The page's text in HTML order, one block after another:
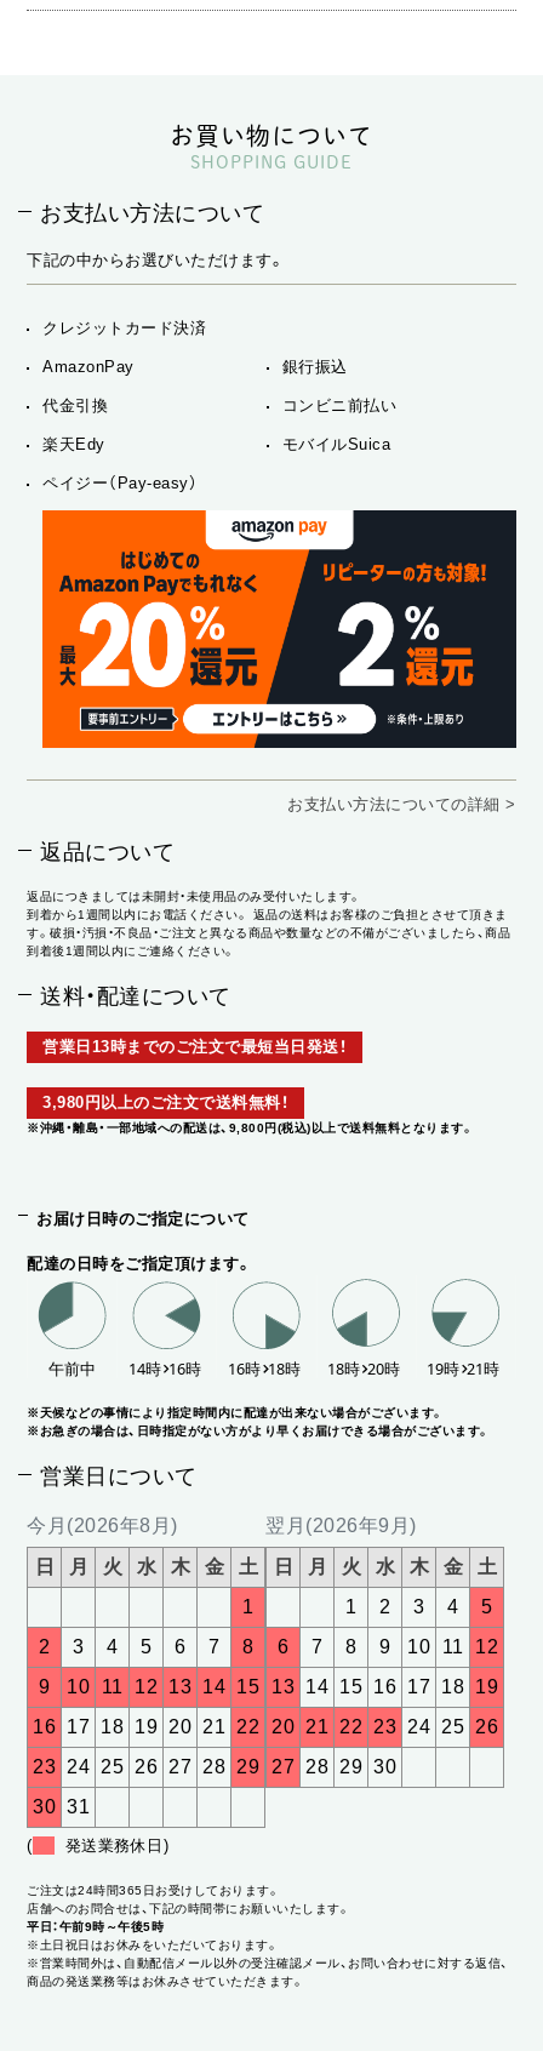
お買い物について
SHOPPING GUIDE
お支払い方法について
下記の中からお選びいただけます。
クレジットカード決済
AmazonPay 銀行振込
代金引換 コンビニ前払い
楽天Edy モバイルSuica
ペイジー（Pay-easy）
お支払い方法についての詳細 >
返品について
返品につきましては未開封・未使用品のみ受付いたします。
到着から1週間以内にお電話ください。 返品の送料はお客様のご負担とさせて頂きま
す。破損・汚損・不良品・ご注文と異なる商品や数量などの不備がございましたら、商品
到着後1週間以内にご連絡ください。
送料・配達について
営業日13時までのご注文で最短当日発送！
3,980円以上のご注文で送料無料！
※沖縄・離島・一部地域への配送は、9,800円(税込)以上で送料無料となります。
お届け日時のご指定について
配達の日時をご指定頂けます。
※天候などの事情により指定時間内に配達が出来ない場合がございます。
※お急ぎの場合は、日時指定がない方がより早くお届けできる場合がございます。
営業日について
今月(2026年8月)
日 月 火 水 木 金
土
1
2
3 4 5 6 7
8
9
10 11 12 13 14 15
16 17 18 19 20 21
22
23 24 25 26 27 28 29
30 31
翌月(2026年9月)
日 月 火 水 木 金
土
1
2 3 4
5
6
7 8 9 10 11
12
13 14 15 16 17 18 19
20 21 22 23 24 25 26
27 28 29 30
( 発送業務休日)
ご注文は24時間365日お受けしております。
店舗へのお問合せは、下記の時間帯にお願いいたします。
平日：午前9時～午後5時
※土日祝日はお休みをいただいております。
※営業時間外は、自動配信メール以外の受注確認メール、お問い合わせに対する返信、
商品の発送業務等はお休みさせていただきます。